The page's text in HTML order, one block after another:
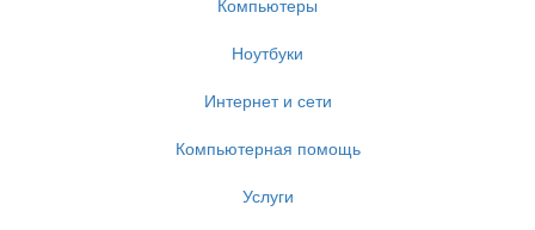
Компьютеры
Ноутбуки
Интернет и сети
Компьютерная помощь
Услуги